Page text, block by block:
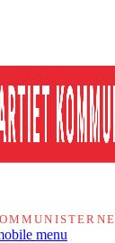
menu